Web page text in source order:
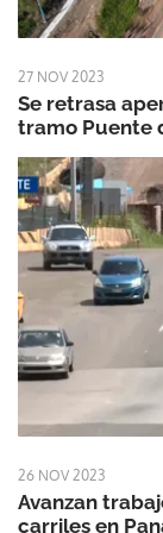
27 NOV 2023
Se retrasa
tramo Puente
26 NOV 2023
Avanzan
carriles en